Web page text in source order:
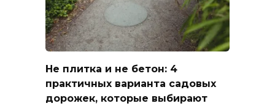
Не плитка и не бетон: 4
практичных варианта садовых
дорожек, которые выбирают